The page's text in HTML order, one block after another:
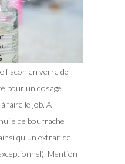
flacon en verre de
pour un dosage
faire le job. A
de bourrache
qu’un extrait de
Mention